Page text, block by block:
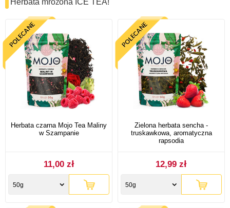
Herbata czarna Mojo Tea Maliny
w Szampanie
11,00 zł
50g
Zielona herbata sencha -
truskawkowa, aromatyczna
rapsodia
12,99 zł
50g